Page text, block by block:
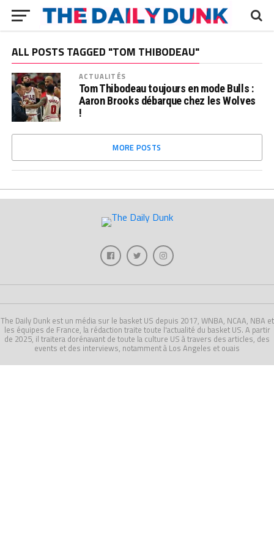
ALL POSTS TAGGED "TOM THIBODEAU"
ACTUALITÉS
Tom Thibodeau toujours en mode Bulls :
Aaron Brooks débarque chez les Wolves
!
MORE POSTS
The Daily Dunk est un média sur le basket US depuis 2017, WNBA, NCAA, NBA et
les équipes de France, la rédaction traite toute l'actualité du basket US. A partir
de 2025, il traitera dorénavant de toute la culture US à travers des articles, des
events et des interviews, notamment à Los Angeles et ouais